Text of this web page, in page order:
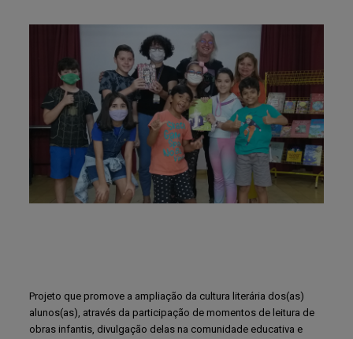
Projeto que promove a ampliação da cultura literária dos(as)
alunos(as), através da participação de momentos de leitura de
obras infantis, divulgação delas na comunidade educativa e